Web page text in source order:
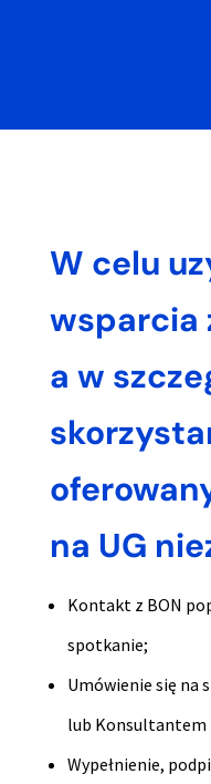
W celu
wsparcia
a w
na UG
Kontakt z BON
spotkanie;
Umówienie się na
lub Konsultantem
Wypełnienie,